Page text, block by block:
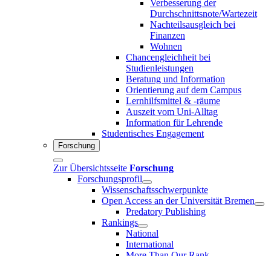
Verbesserung der
Durchschnittsnote/Wartezeit
Nachteilsausgleich bei
Finanzen
Wohnen
Chancengleichheit bei
Studienleistungen
Beratung und Information
Orientierung auf dem Campus
Lernhilfsmittel & -räume
Auszeit vom Uni-Alltag
Information für Lehrende
Studentisches Engagement
Forschung
Zur Übersichtsseite Forschung
Forschungsprofil
Wissenschaftsschwerpunkte
Open Access an der Universität Bremen
Predatory Publishing
Rankings
National
International